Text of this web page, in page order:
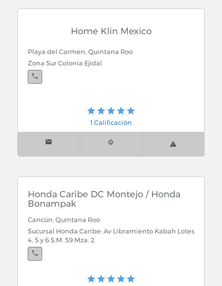
Home Klin Mexico
Playa del Carmen, Quintana Roo
Zona Sur Colonia Ejidal
1 Calificación
Honda Caribe DC Montejo / Honda
Bonampak
Cancún, Quintana Roo
Sucursal Honda Caribe: Av Libramiento Kabah Lotes
4, 5 y 6 S.M. 59 Mza. 2